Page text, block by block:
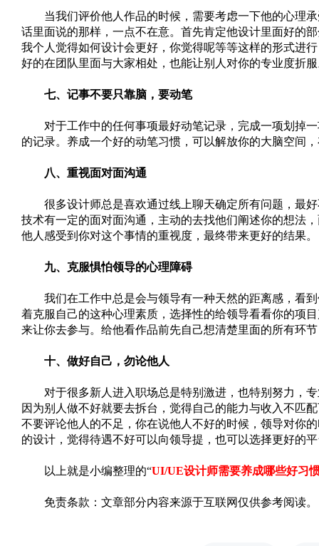
当我们评价他人作品的时候，需要考虑一下他的心理承
话里面说的那样，一点不在意。首先肯定他设计里面好的
我个人觉得如何设计会更好，你觉得呢等等这样的形式进
好的在团队里面与大家相处，也能让别人对你的专业度折
七、记事不要只靠脑，要动笔
对于工作中的任何事项最好动笔记录，完成一项划掉一
的记录。养成一个好的动笔习惯，可以解放你的大脑空间
八、重视面对面沟通
很多设计师总是喜欢通过线上聊天确定所有问题，最好
技术有一定的面对面沟通，主动的去找他们阐述你的想法
他人感受到你对这个事情的重视度，最终带来更好的结果。
九、克服惧怕领导的心理障碍
我们在工作中总是会与领导有一种天然的距离感，看到
着克服自己的这种心理素质，选择性的给领导看看你的项
来让你去参与。给他看作品前先自己想清楚里面的所有环
十、做好自己，勿论他人
对于很多新人进入职场总是特别激进，也特别努力，专
因为别人做不好就要去拆台，觉得自己的能力与收入不匹
不要评论他人的不足，你在说他人不好的时候，领导对你
的设计，觉得待遇不好可以向领导提，也可以选择更好的
以上就是小编整理的“UI/UE设计师需要养成哪些好习
免责条款：文章部分内容来源于互联网仅供参考阅读。